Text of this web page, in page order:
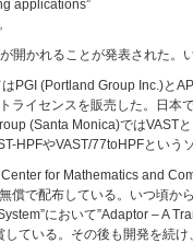
applications”
開かれることが発表された。
PGI (Portland Group Inc.)
ライセンスを販売した。日
(Santa Monica)では
HPFやVAST/77toHPFという
for Mathematics and
で配布している。いつ頃
において”Adaptor – A
ている。その後も開発を続